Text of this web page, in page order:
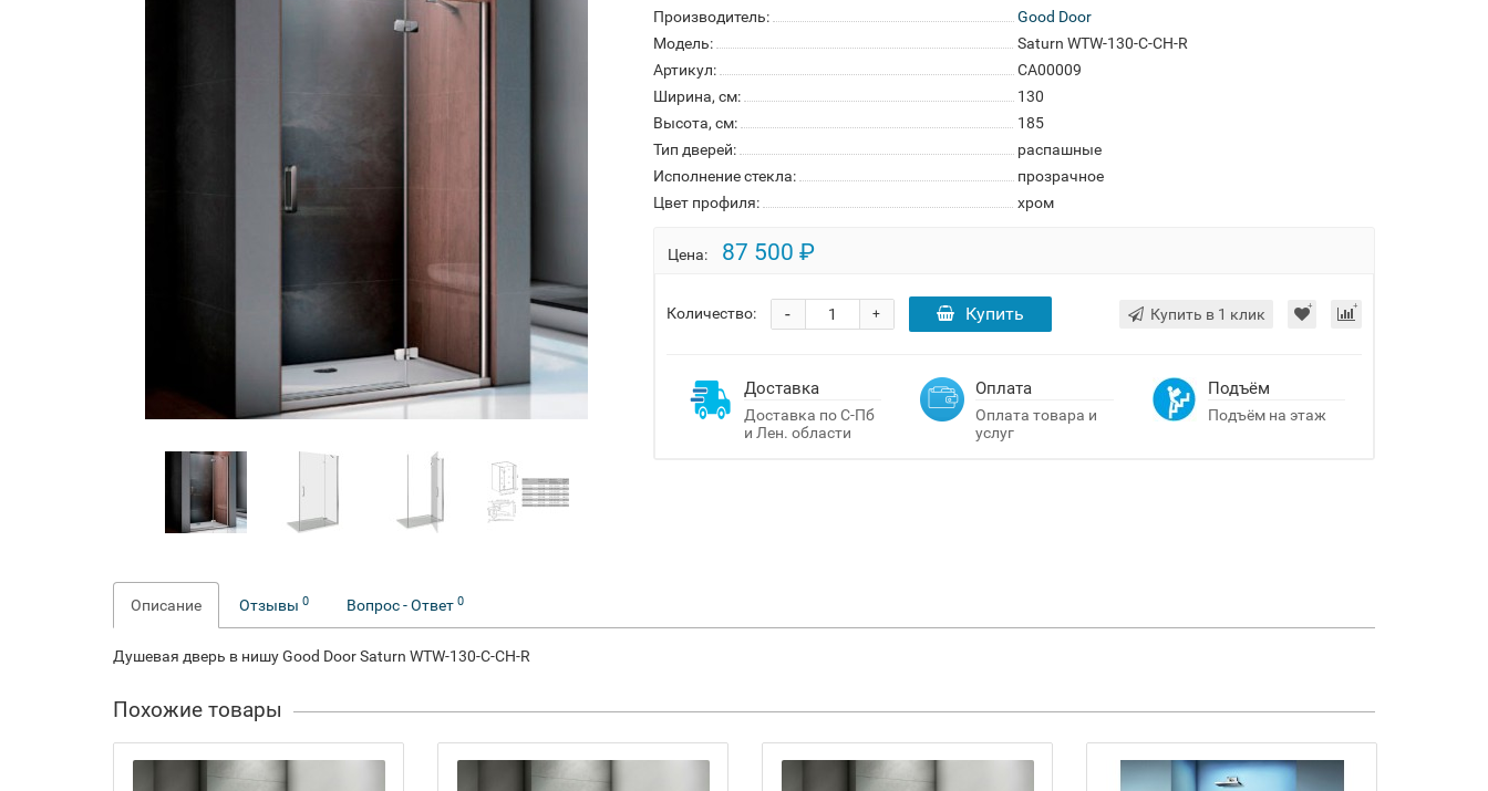
Производитель:
Good Door
Модель:
Saturn WTW-130-C-CH-R
Артикул:
СА00009
Ширина, см:
130
Высота, см:
185
Тип дверей:
распашные
Исполнение стекла:
прозрачное
Цвет профиля:
хром
Цена: 87 500 ₽
Количество: +
- Купить Купить в 1 клик
Доставка
Доставка по С-Пб
и Лен. области
Оплата
Оплата товара и
услуг
Подъём
Подъём на этаж
Описание Отзывы 0 Вопрос - Ответ 0
Душевая дверь в нишу Good Door Saturn WTW-130-C-CH-R
Похожие товары